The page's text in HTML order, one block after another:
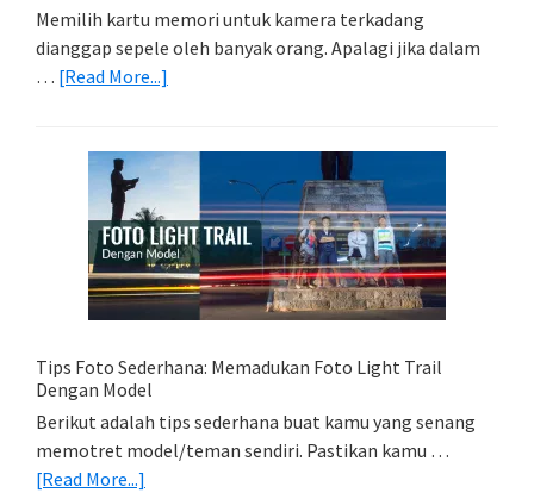
Memilih kartu memori untuk kamera terkadang
dianggap sepele oleh banyak orang. Apalagi jika dalam
… [Read More...]
Memori
Tepat
Untuk
Kamera
Kamu
Tips Foto Sederhana: Memadukan Foto Light Trail
Dengan Model
Berikut adalah tips sederhana buat kamu yang senang
memotret model/teman sendiri. Pastikan kamu …
[Read More...]